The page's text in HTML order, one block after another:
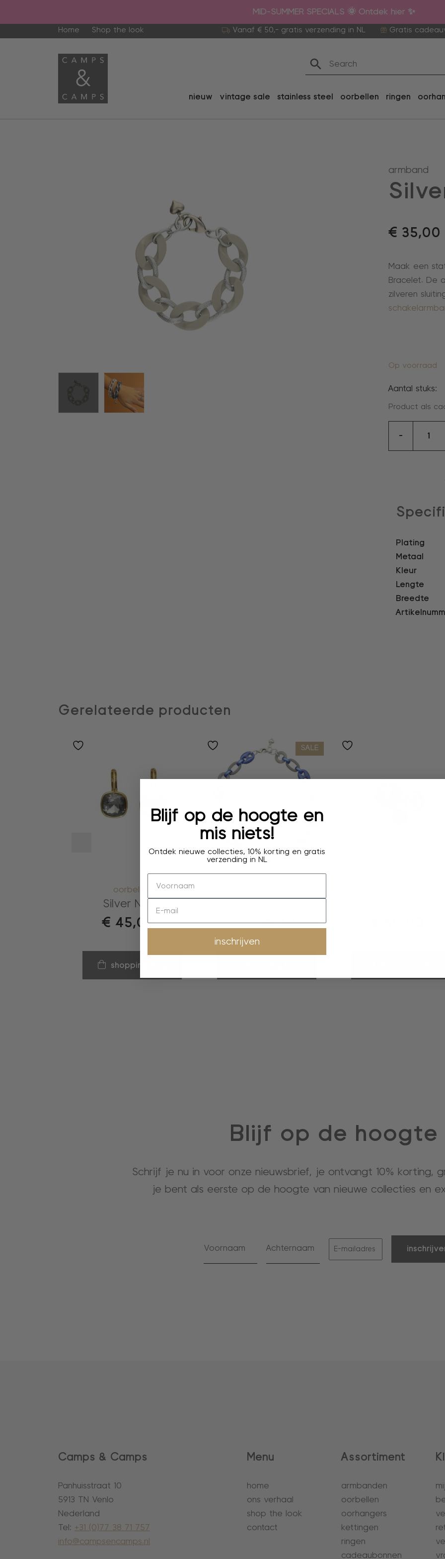
MID-SUMMER SPECIALS 🌞 Ontdek hier ✨
Home Shop the look Vanaf € 50,- gratis verzending in NL Gratis
nieuw vintage sale stainless steel oorbellen ringen
armband
€ 35,00
Maak een
Bracelet. De
zilveren
Op voorraad
Aantal stuks:
Product als
-
aantal
Plating
Metaal
Kleur
Lengte
Breedte
Gerelateerde producten
oorbellen
Silver Night
€ 45,00
shopping bag
SALE
€60,00 €30,00
Blijf op de hoogte
Schrijf je nu in voor onze nieuwsbrief, je ontvangt 10% korting,
je bent als eerste op de hoogte van nieuwe collecties en
Camps & Camps
Panhuisstraat 10
5913 TN Venlo
Nederland
Tel: +31 (0)77 38 71 757
info@campsencamps.nl
Menu
home
ons verhaal
shop the look
contact
Assortiment
armbanden
oorbellen
oorhangers
kettingen
ringen
cadeaubonnen
Blijf op de hoogte en
mis niets!
Ontdek nieuwe collecties, 10% korting en gratis
verzending in NL
inschrijven